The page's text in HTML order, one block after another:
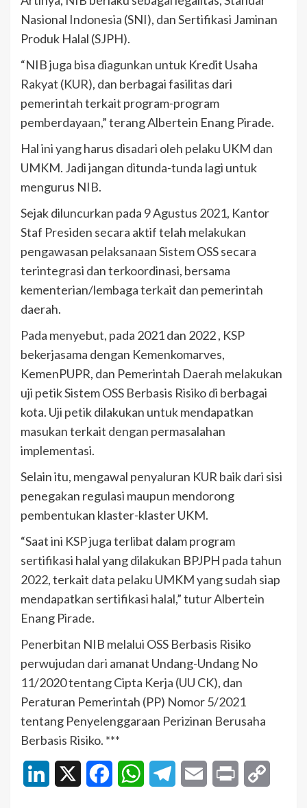
Nasional Indonesia (SNI), dan Sertifikasi Jaminan
Produk Halal (SJPH).
“NIB juga bisa diagunkan untuk Kredit Usaha
Rakyat (KUR), dan berbagai fasilitas dari
pemerintah terkait program-program
pemberdayaan,” terang Albertein Enang Pirade.
Hal ini yang harus disadari oleh pelaku UKM dan
UMKM. Jadi jangan ditunda-tunda lagi untuk
mengurus NIB.
Sejak diluncurkan pada 9 Agustus 2021, Kantor
Staf Presiden secara aktif telah melakukan
pengawasan pelaksanaan Sistem OSS secara
terintegrasi dan terkoordinasi, bersama
kementerian/lembaga terkait dan pemerintah
daerah.
Pada menyebut, pada 2021 dan 2022 , KSP
bekerjasama dengan Kemenkomarves,
KemenPUPR, dan Pemerintah Daerah melakukan
uji petik Sistem OSS Berbasis Risiko di berbagai
kota. Uji petik dilakukan untuk mendapatkan
masukan terkait dengan permasalahan
implementasi.
Selain itu, mengawal penyaluran KUR baik dari sisi
penegakan regulasi maupun mendorong
pembentukan klaster-klaster UKM.
“Saat ini KSP juga terlibat dalam program
sertifikasi halal yang dilakukan BPJPH pada tahun
2022, terkait data pelaku UMKM yang sudah siap
mendapatkan sertifikasi halal,” tutur Albertein
Enang Pirade.
Penerbitan NIB melalui OSS Berbasis Risiko
perwujudan dari amanat Undang-Undang No
11/2020 tentang Cipta Kerja (UU CK), dan
Peraturan Pemerintah (PP) Nomor 5/2021
tentang Penyelenggaraan Perizinan Berusaha
Berbasis Risiko. ***
LinkedIn FacebookWhatsAppTelegramEmail Print